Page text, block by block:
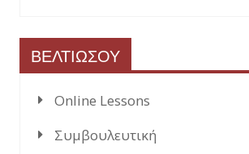
ΒΕΛΤΙΩΣΟΥ
Online Lessons
Συμβουλευτική